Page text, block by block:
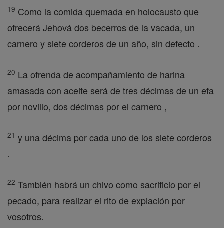
19 Como la comida quemada en holocausto que
ofrecerá Jehová dos becerros de la vacada, un
carnero y siete corderos de un año, sin defecto .
20 La ofrenda de acompañamiento de harina
amasada con aceite será de tres décimas de un efa
por novillo, dos décimas por el carnero ,
21 y una décima por cada uno de los siete corderos
.
22 También habrá un chivo como sacrificio por el
pecado, para realizar el rito de expiación por
vosotros.